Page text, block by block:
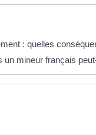
: quelles
mineur français